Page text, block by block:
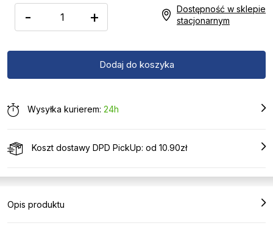
- +
Dostępność w sklepie
stacjonarnym
Wysyłka kurierem: 24h
Koszt dostawy DPD PickUp: od 10.90zł
Opis produktu